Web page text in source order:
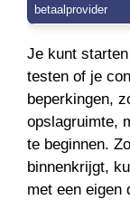
betaalprovider
Je kunt
testen of je
beperkingen,
opslagruimte,
te beginnen.
binnenkrijgt,
met een eigen